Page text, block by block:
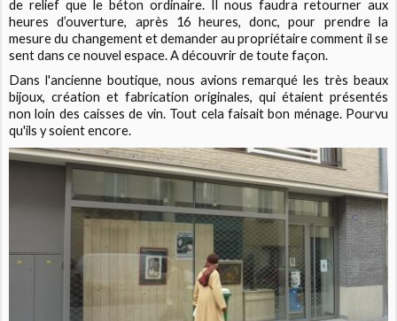
de relief que le béton ordinaire. Il nous faudra retourner aux
heures d’ouverture, après 16 heures, donc, pour prendre la
mesure du changement et demander au propriétaire comment il se
sent dans ce nouvel espace. A découvrir de toute façon.
Dans l'ancienne boutique, nous avions remarqué les très beaux
bijoux, création et fabrication originales, qui étaient présentés
non loin des caisses de vin. Tout cela faisait bon ménage. Pourvu
qu'ils y soient encore.